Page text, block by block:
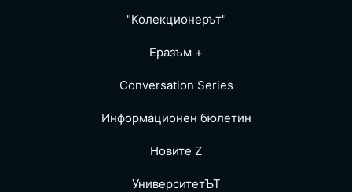
"Колекционерът"
Еразъм +
Conversation Series
Информационен бюлетин
Новите Z
УниверситетЪТ